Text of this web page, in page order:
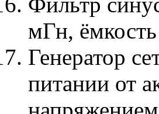
мГн,
Генератор
питании от